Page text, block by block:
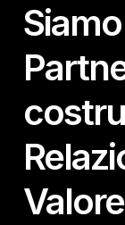
Valore